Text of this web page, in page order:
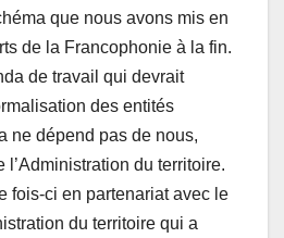
que nous avons mis en
de la Francophonie à la fin.
de travail qui devrait
des entités
ne dépend pas de nous,
l’Administration du territoire.
fois-ci en partenariat avec le
du territoire qui a